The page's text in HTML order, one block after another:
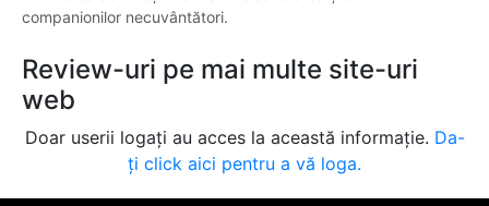
companionilor necuvântători.
Review-uri pe mai multe site-uri
web
Doar userii logați au acces la această informație. Da-
ți click aici pentru a vă loga.